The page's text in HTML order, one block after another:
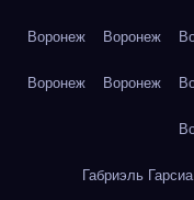
Воронеж Воронеж
Воронеж Воронеж
Габриэль